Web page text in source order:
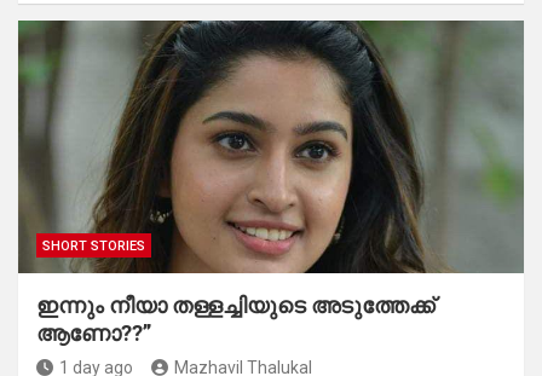
SHORT STORIES
ഇന്നും നീയാ തള്ളച്ചിയുടെ അടുത്തേക്ക്
ആണോ??”
1 day ago Mazhavil Thalukal